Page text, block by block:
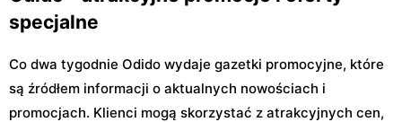
specjalne
Co dwa tygodnie Odido wydaje gazetki promocyjne, które
są źródłem informacji o aktualnych nowościach i
promocjach. Klienci mogą skorzystać z atrakcyjnych cen,